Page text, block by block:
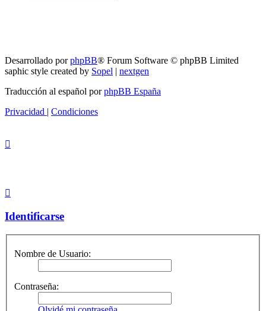
Desarrollado porphpBB® Forum Software © phpBB Limited
saphic style created by Sopel | nextgen
Traducción al español porphpBB España
Privacidad | Condiciones
Identificarse
Nombre de Usuario:
Contraseña: